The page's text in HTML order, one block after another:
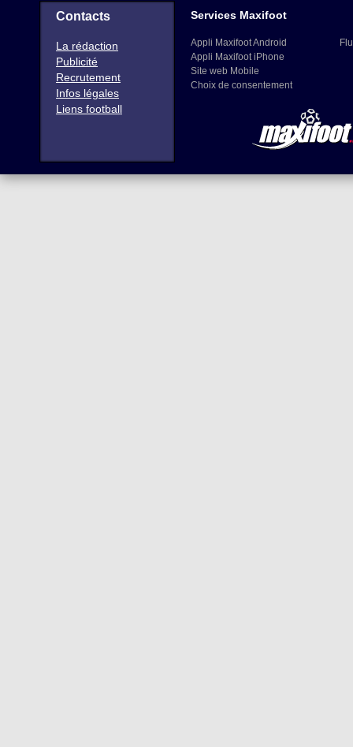
Contacts
La rédaction
Publicité
Recrutement
Infos légales
Liens football
Services Maxifoot
Appli Maxifoot Android
Appli Maxifoot iPhone
Site web Mobile
Choix de consentement